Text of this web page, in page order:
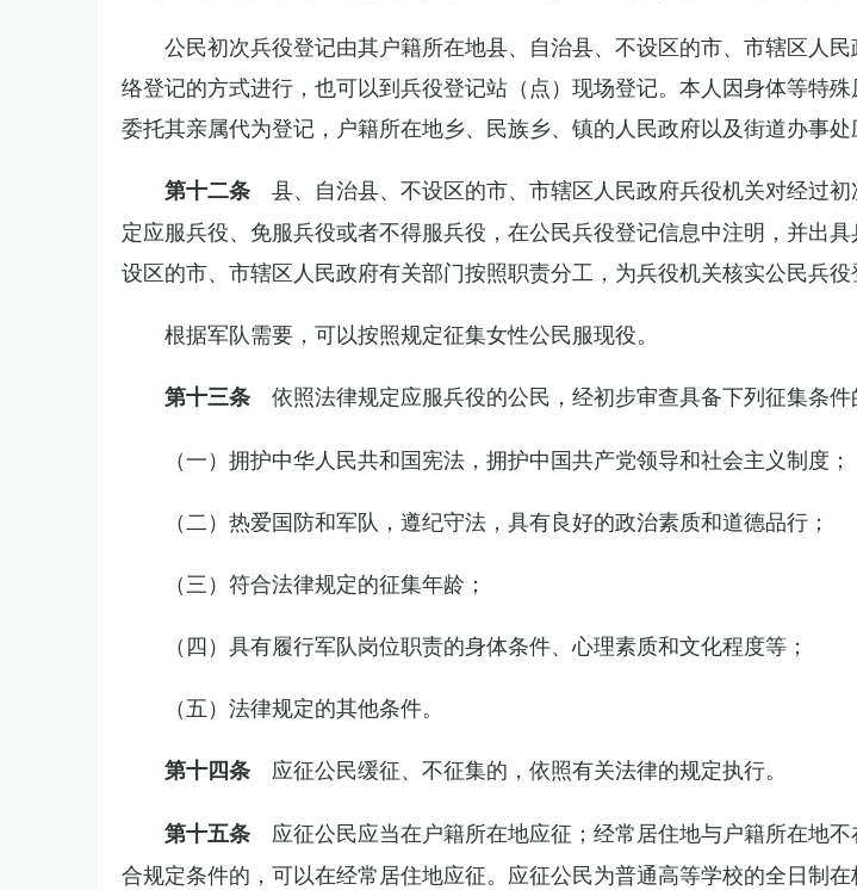
公民初次兵役登记由其户籍所在地县、自治县、不设区的市、市辖区人
络登记的方式进行，也可以到兵役登记站（点）现场登记。本人因身体等特
委托其亲属代为登记，户籍所在地乡、民族乡、镇的人民政府以及街道办事处
第十二条 县、自治县、不设区的市、市辖区人民政府兵役机关对经过
定应服兵役、免服兵役或者不得服兵役，在公民兵役登记信息中注明，并出
设区的市、市辖区人民政府有关部门按照职责分工，为兵役机关核实公民兵役
根据军队需要，可以按照规定征集女性公民服现役。
第十三条 依照法律规定应服兵役的公民，经初步审查具备下列征集条件
（一）拥护中华人民共和国宪法，拥护中国共产党领导和社会主义制度；
（二）热爱国防和军队，遵纪守法，具有良好的政治素质和道德品行；
（三）符合法律规定的征集年龄；
（四）具有履行军队岗位职责的身体条件、心理素质和文化程度等；
（五）法律规定的其他条件。
第十四条 应征公民缓征、不征集的，依照有关法律的规定执行。
第十五条 应征公民应当在户籍所在地应征；经常居住地与户籍所在地
合规定条件的，可以在经常居住地应征。应征公民为普通高等学校的全日制